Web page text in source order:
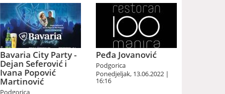
Bavaria City Party -
Dejan Seferović i
Ivana Popović
Martinović
Podgorica
Peđa Jovanović
Podgorica
Ponedjeljak, 13.06.2022 |
16:16